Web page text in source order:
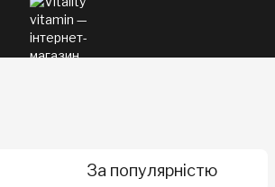
За популярністю